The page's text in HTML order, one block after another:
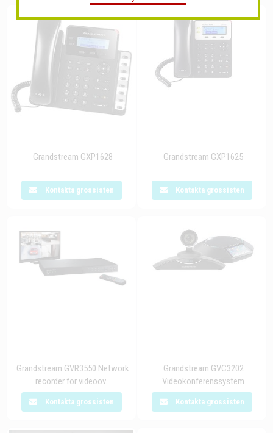
Grandstream GXP1628
Kontakta grossisten
Grandstream GXP1625
Kontakta grossisten
Grandstream GVR3550 Network
recorder för videoöv...
Kontakta grossisten
Grandstream GVC3202
Videokonferenssystem
Kontakta grossisten